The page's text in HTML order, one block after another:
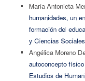
María Antonieta
humanidades, un
formación del
y Ciencias
Angélica Moreno
autoconcepto
Estudios de